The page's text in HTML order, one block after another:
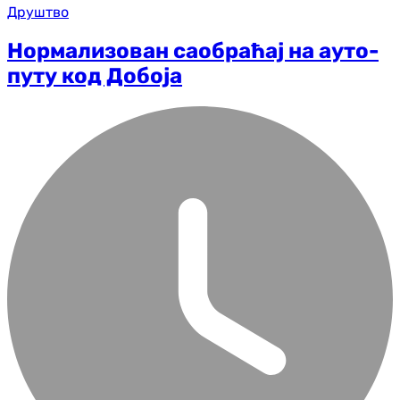
Друштво
Нормализован саобраћај на ауто-
путу код Добоја